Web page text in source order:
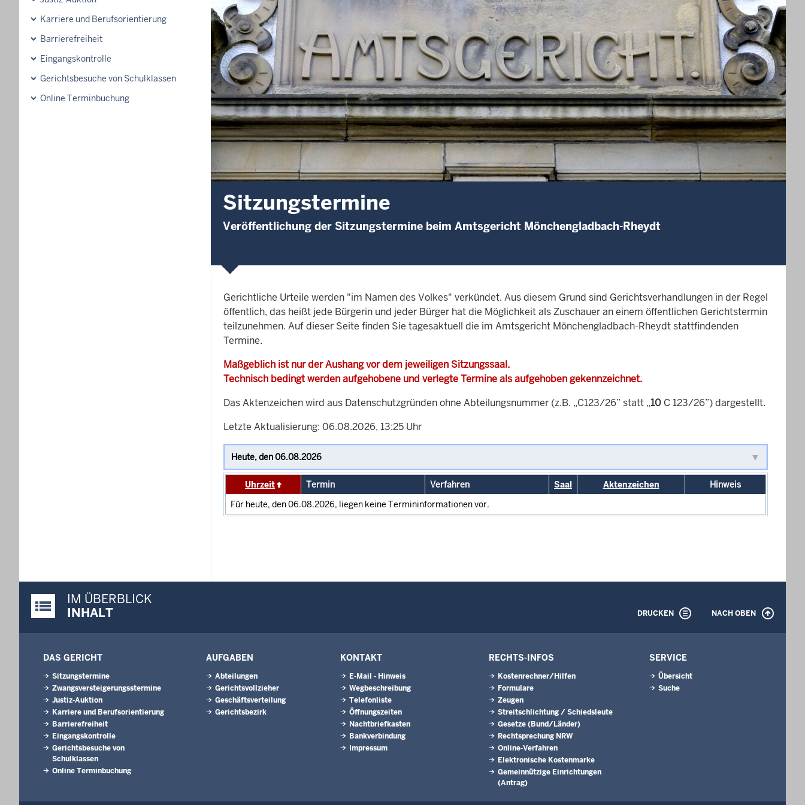
Karriere und Berufsorientierung
Barrierefreiheit
Eingangskontrolle
Gerichtsbesuche von Schulklassen
Online Terminbuchung
Sitzungstermine
Veröffentlichung der Sitzungstermine beim Amtsgericht Mönchengladbach-Rheydt
Gerichtliche Urteile werden "im Namen des Volkes" verkündet. Aus diesem Grund sind Gerichtsverhandlungen in der Regel
öffentlich, das heißt jede Bürgerin und jeder Bürger hat die Möglichkeit als Zuschauer an einem öffentlichen Gerichtstermin
teilzunehmen. Auf dieser Seite finden Sie tagesaktuell die im Amtsgericht Mönchengladbach-Rheydt stattfindenden
Termine.
Maßgeblich ist nur der Aushang vor dem jeweiligen Sitzungssaal.
Technisch bedingt werden aufgehobene und verlegte Termine als aufgehoben gekennzeichnet.
Das Aktenzeichen wird aus Datenschutzgründen ohne Abteilungsnummer (z.B. „C123/26” statt „10 C 123/26”) dargestellt.
Letzte Aktualisierung: 06.08.2026, 13:25 Uhr
Uhrzeit Termin Verfahren Saal Aktenzeichen
Hinweis
Für heute, den 06.08.2026, liegen keine Termininformationen vor.
Justiz-Portal im Überblick:
IM ÜBERBLICK
INHALT
DRUCKEN NACH OBEN
DAS GERICHT
Sitzungstermine
Zwangsversteigerungsstermine
Justiz-Auktion
Karriere und Berufsorientierung
Barrierefreiheit
Eingangskontrolle
Gerichtsbesuche von
Schulklassen
Online Terminbuchung
AUFGABEN
Abteilungen
Gerichtsvollzieher
Geschäftsverteilung
Gerichtsbezirk
KONTAKT
E-Mail - Hinweis
Wegbeschreibung
Telefonliste
Öffnungszeiten
Nachtbriefkasten
Bankverbindung
Impressum
RECHTS-INFOS
Kostenrechner/Hilfen
Formulare
Zeugen
Streitschlichtung / Schiedsleute
Gesetze (Bund/Länder)
Rechtsprechung NRW
Online-Verfahren
Elektronische Kostenmarke
Gemeinnützige Einrichtungen
(Antrag)
SERVICE
Übersicht
Suche